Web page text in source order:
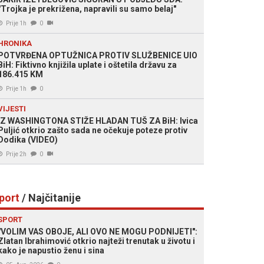
je prekrižena, napravili su samo belaj"
Prije 1h 0
OPTUŽNICA PROTIV SLUŽBENICE UIO
Fiktivno knjižila uplate i oštetila državu za
KM
Prije 1h 0
WASHINGTONA STIŽE HLADAN TUŠ ZA BiH: Ivica
otkrio zašto sada ne očekuje poteze protiv
(VIDEO)
Prije 2h 0
/ Najčitanije
VAS OBOJE, ALI OVO NE MOGU PODNIJETI":
Ibrahimović otkrio najteži trenutak u životu i
je napustio ženu i sina